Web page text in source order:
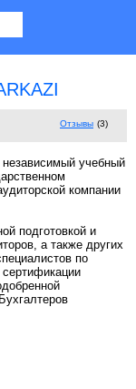
Отзывы (3)
учебный
компании
подготовкой и
а также других
по